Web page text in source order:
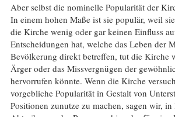
Aber selbst die nominelle Popularität der
In einem hohen Maße ist sie populär, weil
die Kirche wenig oder gar keinen Einfluss
Entscheidungen hat, welche das Leben der
Bevölkerung direkt betreffen, tut die Kirche
Ärger oder das Missvergnügen der
hervorrufen könnte. Wenn die Kirche
vorgebliche Popularität in Gestalt von
Positionen zunutze zu machen, sagen wir,